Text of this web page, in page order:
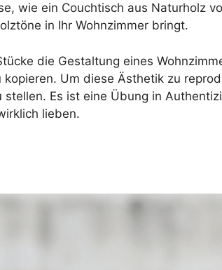
wie ein Couchtisch aus Naturholz
in Ihr Wohnzimmer bringt.
die Gestaltung eines
Um diese Ästhetik zu
stellen. Es ist eine Übung in
lieben.